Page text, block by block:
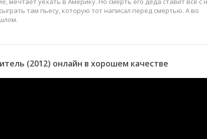
там пьесу, которую тот написал перед смертью. А во
(2012) онлайн в хорошем качестве